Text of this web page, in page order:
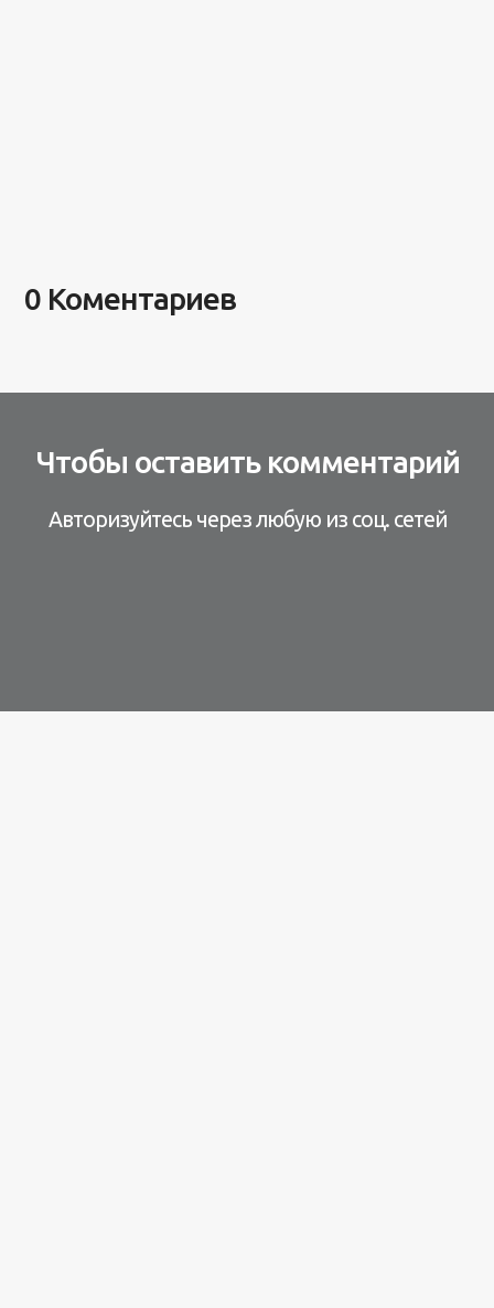
0 Коментариев
Чтобы оставить комментарий
Авторизуйтесь через любую из соц. сетей